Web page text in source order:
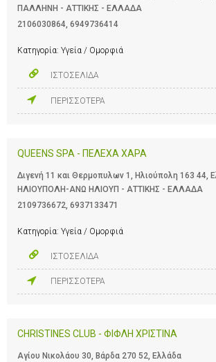
ΠΑΛΛΗΝΗ - ΑΤΤΙΚΗΣ - ΕΛΛΑΔΑ
2106030864, 6949736414
Κατηγορία: Υγεία / Ομορφιά
ΙΣΤΟΣΕΛΙΔΑ
ΠΕΡΙΣΣΟΤΕΡΑ
QUEENS SPA - ΠΕΛΕΧΑ ΧΑΡΑ
Διγενή 11 και Θερμοπυλων 1, Ηλιούπολη 163 44,
ΗΛΙΟΥΠΟΛΗ-ΑΝΩ ΗΛΙΟΥΠ - ΑΤΤΙΚΗΣ - ΕΛΛΑΔΑ
2109736672 6937133471
Κατηγορία: Υγεία / Ομορφιά
ΙΣΤΟΣΕΛΙΔΑ
ΠΕΡΙΣΣΟΤΕΡΑ
CHRISTINES CLUB - ΦΙΦΛΗ ΧΡΙΣΤΙΝΑ
Αγίου Νικολάου 30, Βάρδα 270 52, Ελλάδα